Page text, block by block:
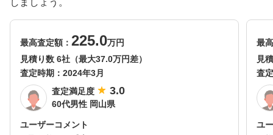
しましょう。
最高査定額： 225.0万円
見積り数 6社（最大37.0万円差）
査定時期： 2024年3月
査定満足度
3.0
60代男性 岡山県
ユーザーコメント
最
見
査
ユ